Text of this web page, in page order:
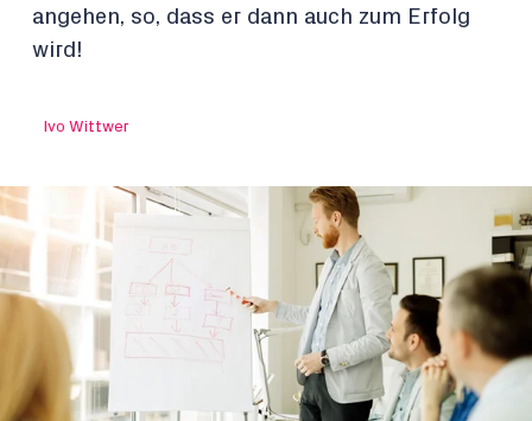
angehen, so, dass er dann auch zum Erfolg
wird!
Ivo Wittwer